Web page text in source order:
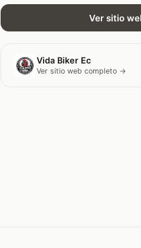
Ver sitio
Vida Biker Ec
Ver sitio web completo →